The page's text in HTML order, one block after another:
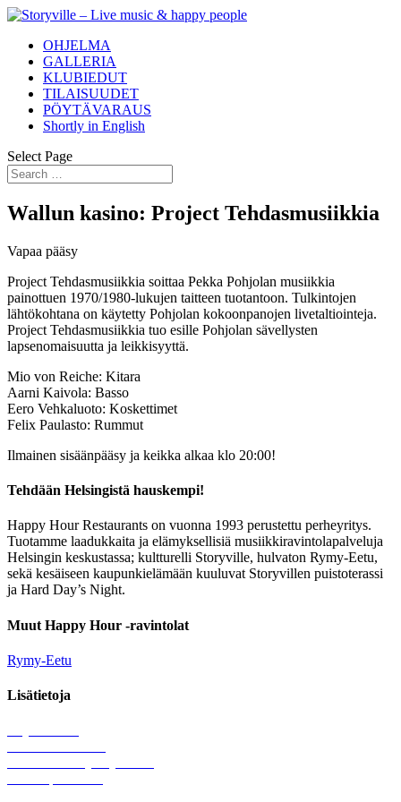
OHJELMA
GALLERIA
KLUBIEDUT
TILAISUUDET
PÖYTÄVARAUS
Shortly in English
Select Page
Wallun kasino: Project Tehdasmusiikkia
Vapaa pääsy
Project Tehdasmusiikkia soittaa Pekka Pohjolan musiikkia
painottuen 1970/1980-lukujen taitteen tuotantoon. Tulkintojen
lähtökohtana on käytetty Pohjolan kokoonpanojen livetaltiointeja.
Project Tehdasmusiikkia tuo esille Pohjolan sävellysten
lapsenomaisuutta ja leikkisyyttä.
Mio von Reiche: Kitara
Aarni Kaivola: Basso
Eero Vehkaluoto: Koskettimet
Felix Paulasto: Rummut
Ilmainen sisäänpääsy ja keikka alkaa klo 20:00!
Tehdään Helsingistä hauskempi!
Happy Hour Restaurants on vuonna 1993 perustettu perheyritys.
Tuotamme laadukkaita ja elämyksellisiä musiikkiravintolapalveluja
Helsingin keskustassa; kultturelli Storyville, hulvaton Rymy-Eetu,
sekä kesäiseen kaupunkielämään kuuluvat Storyvillen puistoterassi
ja Hard Day’s Night.
Muut Happy Hour -ravintolat
Rymy-Eetu
Lisätietoja